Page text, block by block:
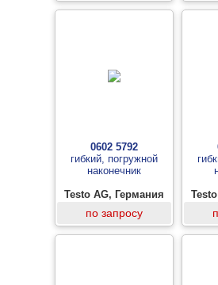
0602 5792
гибкий, погружной
наконечник
Testo AG, Германия
по запросу